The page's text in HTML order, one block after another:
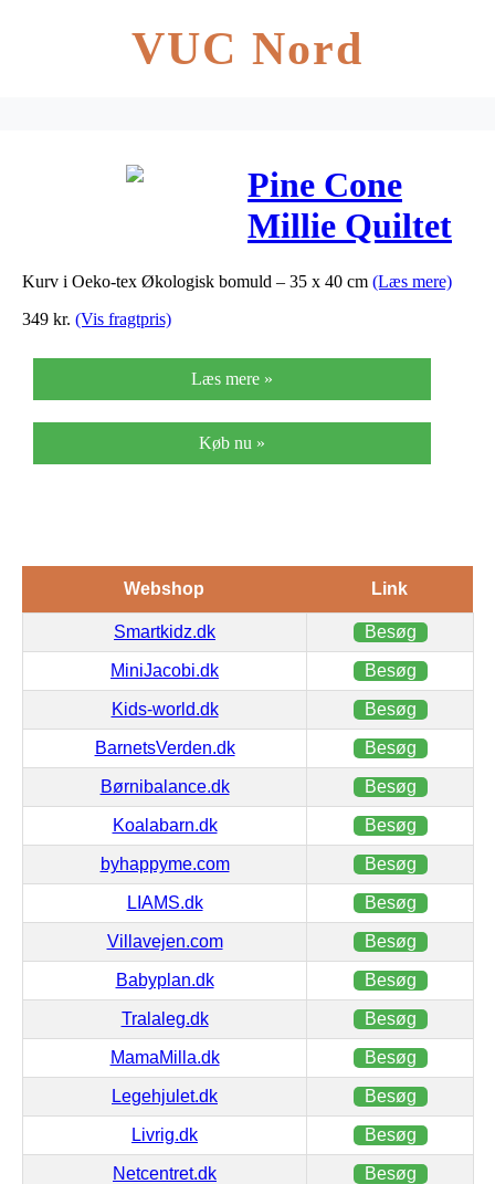
VUC Nord
Pine Cone
Millie Quiltet
Kurv
Kurv i Oeko-tex Økologisk bomuld – 35 x 40 cm (Læs mere)
349 kr. (Vis fragtpris)
Læs mere »
Køb nu »
Webshop Link
Smartkidz.dk Besøg
MiniJacobi.dk Besøg
Kids-world.dk Besøg
BarnetsVerden.dk Besøg
Børnibalance.dk Besøg
Koalabarn.dk Besøg
byhappyme.com Besøg
LIAMS.dk Besøg
Villavejen.com Besøg
Babyplan.dk Besøg
Tralaleg.dk Besøg
MamaMilla.dk Besøg
Legehjulet.dk Besøg
Livrig.dk Besøg
Netcentret.dk Besøg